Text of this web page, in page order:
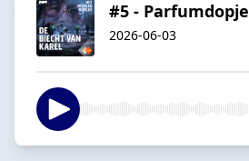
#5 - Parfumdopje
2026-06-03